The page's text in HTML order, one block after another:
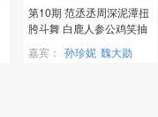
第10期 范丞丞周深泥潭扭
胯斗舞 白鹿人参公鸡笑抽
嘉宾： 孙珍妮 魏大勋